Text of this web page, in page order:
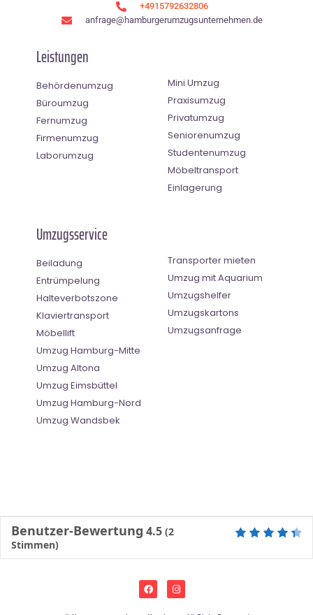
+4915792632806
anfrage@hamburgerumzugsunternehmen.de
Leistungen
Behördenumzug
Büroumzug
Fernumzug
Firmenumzug
Laborumzug
Mini Umzug
Praxisumzug
Privatumzug
Seniorenumzug
Studentenumzug
Möbeltransport
Einlagerung
Umzugsservice
Beiladung
Entrümpelung
Halteverbotszone
Klaviertransport
Möbellift
Umzug Hamburg-Mitte
Umzug Altona
Umzug Eimsbüttel
Umzug Hamburg-Nord
Umzug Wandsbek
Transporter mieten
Umzug mit Aquarium
Umzugshelfer
Umzugskartons
Umzugsanfrage
Benutzer-Bewertung 4.5 (2
Stimmen)